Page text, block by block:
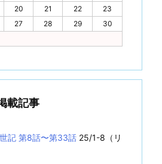
20 21 22
23
27 28 29
30
載記事
記 第8話〜第33話 25/1-8（リ